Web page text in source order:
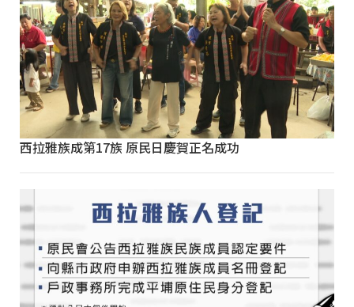
西拉雅族成第17族 原民日慶賀正名成功